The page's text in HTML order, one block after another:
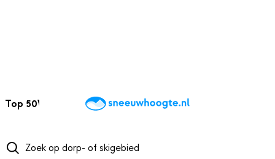
Top 50Webcams WintersportweerKaarten